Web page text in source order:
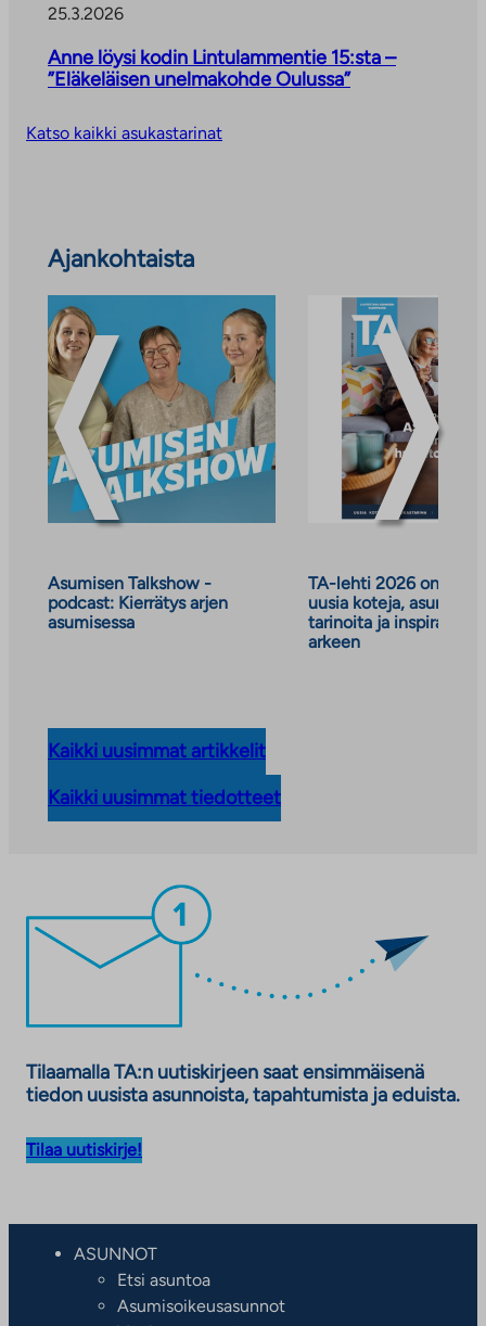
25.3.2026
Anne löysi kodin Lintulammentie 15:sta –
”Eläkeläisen unelmakohde Oulussa”
Katso kaikki asukastarinat
ajankohtaiset
ja
tiedotteet
Ajankohtaista
Asumisen Talkshow -
podcast: Kierrätys arjen
asumisessa
TA-lehti 2026 on
uusia koteja, asumisen
tarinoita ja
arkeen
Kaikki uusimmat artikkelit
Kaikki uusimmat tiedotteet
Tilaamalla TA:n uutiskirjeen saat ensimmäisenä
tiedon uusista asunnoista, tapahtumista ja eduista.
Tilaa uutiskirje!
ASUNNOT
Etsi asuntoa
Asumisoikeusasunnot